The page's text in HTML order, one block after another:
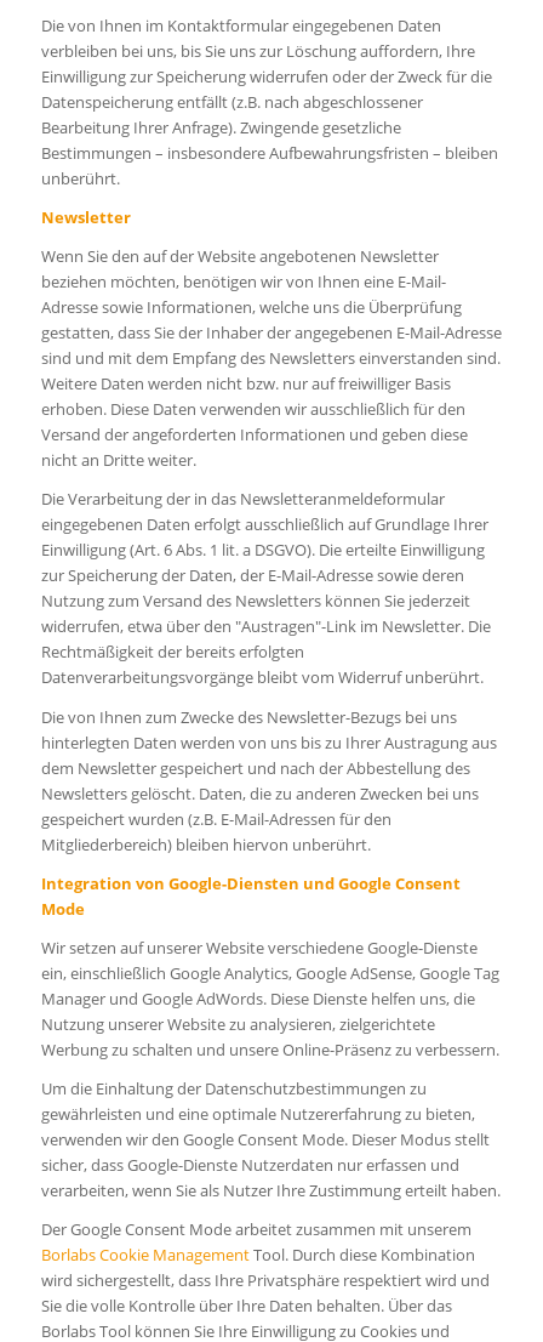
Die von Ihnen im Kontaktformular eingegebenen Daten
verbleiben bei uns, bis Sie uns zur Löschung auffordern, Ihre
Einwilligung zur Speicherung widerrufen oder der Zweck für die
Datenspeicherung entfällt (z.B. nach abgeschlossener
Bearbeitung Ihrer Anfrage). Zwingende gesetzliche
Bestimmungen – insbesondere Aufbewahrungsfristen – bleiben
unberührt.
Newsletter
Wenn Sie den auf der Website angebotenen Newsletter
beziehen möchten, benötigen wir von Ihnen eine E-Mail-
Adresse sowie Informationen, welche uns die Überprüfung
gestatten, dass Sie der Inhaber der angegebenen E-Mail-Adresse
sind und mit dem Empfang des Newsletters einverstanden sind.
Weitere Daten werden nicht bzw. nur auf freiwilliger Basis
erhoben. Diese Daten verwenden wir ausschließlich für den
Versand der angeforderten Informationen und geben diese
nicht an Dritte weiter.
Die Verarbeitung der in das Newsletteranmeldeformular
eingegebenen Daten erfolgt ausschließlich auf Grundlage Ihrer
Einwilligung (Art. 6 Abs. 1 lit. a DSGVO). Die erteilte Einwilligung
zur Speicherung der Daten, der E-Mail-Adresse sowie deren
Nutzung zum Versand des Newsletters können Sie jederzeit
widerrufen, etwa über den "Austragen"-Link im Newsletter. Die
Rechtmäßigkeit der bereits erfolgten
Datenverarbeitungsvorgänge bleibt vom Widerruf unberührt.
Die von Ihnen zum Zwecke des Newsletter-Bezugs bei uns
hinterlegten Daten werden von uns bis zu Ihrer Austragung aus
dem Newsletter gespeichert und nach der Abbestellung des
Newsletters gelöscht. Daten, die zu anderen Zwecken bei uns
gespeichert wurden (z.B. E-Mail-Adressen für den
Mitgliederbereich) bleiben hiervon unberührt.
Integration von Google-Diensten und Google Consent
Mode
Wir setzen auf unserer Website verschiedene Google-Dienste
ein, einschließlich Google Analytics, Google AdSense, Google Tag
Manager und Google AdWords. Diese Dienste helfen uns, die
Nutzung unserer Website zu analysieren, zielgerichtete
Werbung zu schalten und unsere Online-Präsenz zu verbessern.
Um die Einhaltung der Datenschutzbestimmungen zu
gewährleisten und eine optimale Nutzererfahrung zu bieten,
verwenden wir den Google Consent Mode. Dieser Modus stellt
sicher, dass Google-Dienste Nutzerdaten nur erfassen und
verarbeiten, wenn Sie als Nutzer Ihre Zustimmung erteilt haben.
Der Google Consent Mode arbeitet zusammen mit unserem
Borlabs Cookie ManagementTool. Durch diese Kombination
wird sichergestellt, dass Ihre Privatsphäre respektiert wird und
Sie die volle Kontrolle über Ihre Daten behalten. Über das
Borlabs Tool können Sie Ihre Einwilligung zu Cookies und